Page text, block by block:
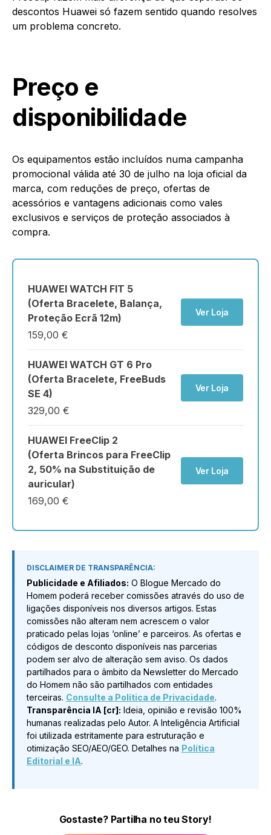
descontos Huawei só fazem sentido quando resolves
um problema concreto.
Preço e
disponibilidade
Os equipamentos estão incluídos numa campanha
promocional válida até 30 de julho na loja oficial da
marca, com reduções de preço, ofertas de
acessórios e vantagens adicionais como vales
exclusivos e serviços de proteção associados à
compra.
HUAWEI WATCH FIT 5
(Oferta Bracelete, Balança,
Proteção Ecrã 12m)
159,00 €
Ver Loja
HUAWEI WATCH GT 6 Pro
(Oferta Bracelete, FreeBuds
SE 4)
329,00 €
Ver Loja
HUAWEI FreeClip 2
(Oferta Brincos para FreeClip
2, 50% na Substituição de
auricular)
169,00 €
Ver Loja
DISCLAIMER DE TRANSPARÊNCIA:
Publicidade e Afiliados: O Blogue Mercado do
Homem poderá receber comissões através do uso de
ligações disponíveis nos diversos artigos. Estas
comissões não alteram nem acrescem o valor
praticado pelas lojas ‘online’ e parceiros. As ofertas e
códigos de desconto disponíveis nas parcerias
podem ser alvo de alteração sem aviso. Os dados
partilhados para o âmbito da Newsletter do Mercado
do Homem não são partilhados com entidades
terceiras. Consulte a Política de Privacidade.
Transparência IA [cr]: Ideia, opinião e revisão 100%
humanas realizadas pelo Autor. A Inteligência Artificial
foi utilizada estritamente para estruturação e
otimização SEO/AEO/GEO. Detalhes na Política
Editorial e IA.
Gostaste? Partilha no teu Story!